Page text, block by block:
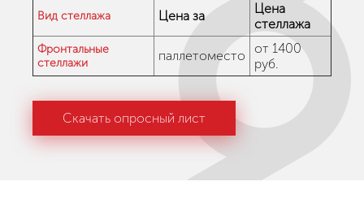
Вид стеллажа Цена за
Цена
стеллажа
Фронтальные
стеллажи
паллетоместо
от 1400
руб.
Скачать опросный лист